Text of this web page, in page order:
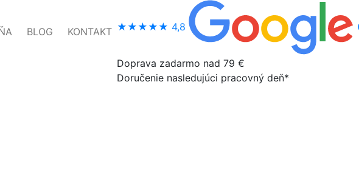
BLOG KONTAKT ★★★★★ 4,8
Doprava zadarmo nad 79 €
Doručenie nasledujúci pracovný deň*